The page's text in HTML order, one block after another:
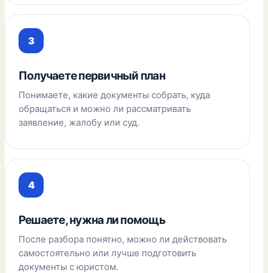
Получаете первичный план
Понимаете, какие документы собрать, куда
обращаться и можно ли рассматривать
заявление, жалобу или суд.
Решаете, нужна ли помощь
После разбора понятно, можно ли действовать
самостоятельно или лучше подготовить
документы с юристом.